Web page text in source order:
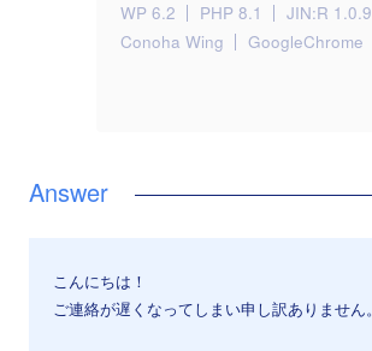
WP 6.2 PHP 8.1
JIN:R 1.0.9
Conoha Wing
GoogleChrome
こんにちは！
ご連絡が遅くなってしまい申し訳ありません。